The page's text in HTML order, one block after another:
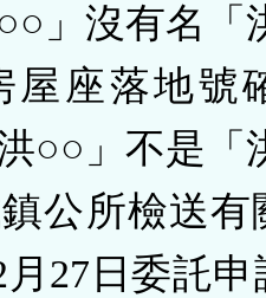
」沒有名「
屋座落地號
○○」不是「
公所檢送有
27日委託